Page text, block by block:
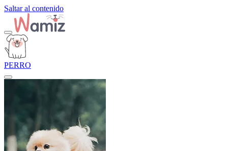
Saltar al contenido
PERRO